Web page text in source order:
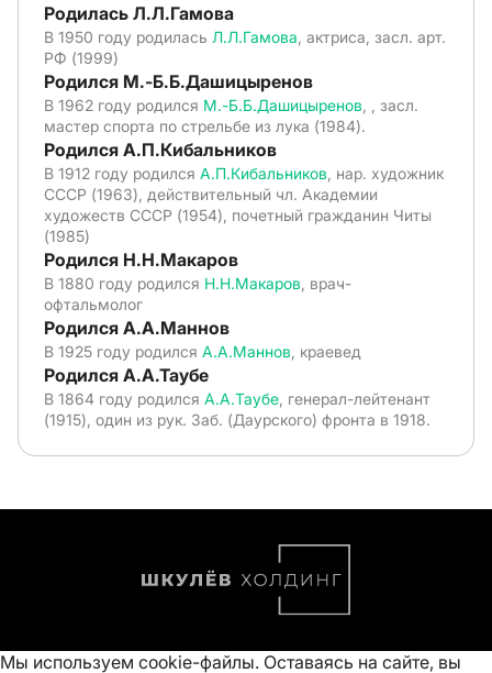
Родилась Л.Л.Гамова
В 1950 году родилась Л.Л.Гамова , актриса, засл. арт.
РФ (1999)
Родился М.-Б.Б.Дашицыренов
В 1962 году родился М.-Б.Б.Дашицыренов , , засл.
мастер спорта по стрельбе из лука (1984).
Родился А.П.Кибальников
В 1912 году родился А.П.Кибальников , нар. художник
СССР (1963), действительный чл. Академии
художеств СССР (1954), почетный гражданин Читы
(1985)
Родился Н.Н.Макаров
В 1880 году родился Н.Н.Макаров , врач-
офтальмолог
Родился А.А.Маннов
В 1925 году родился А.А.Маннов , краевед
Родился А.А.Таубе
В 1864 году родился А.А.Таубе , генерал-лейтенант
(1915), один из рук. Заб. (Даурского) фронта в 1918.
Мы используем cookie-файлы. Оставаясь на сайте, вы